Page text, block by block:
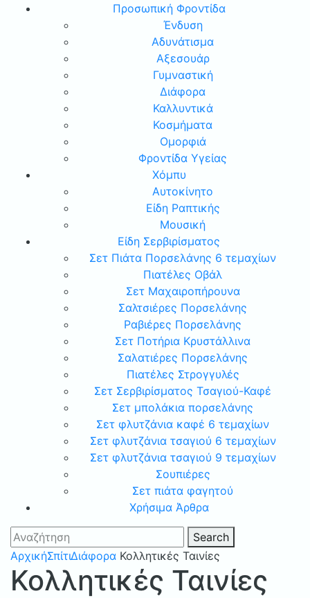
Προσωπική Φροντίδα
Ένδυση
Αδυνάτισμα
Αξεσουάρ
Γυμναστική
Διάφορα
Καλλυντικά
Κοσμήματα
Ομορφιά
Φροντίδα Υγείας
Χόμπυ
Αυτοκίνητο
Είδη Ραπτικής
Μουσική
Είδη Σερβιρίσματος
Σετ Πιάτα Πορσελάνης 6 τεμαχίων
Πιατέλες Οβάλ
Σετ Μαχαιροπήρουνα
Σαλτσιέρες Πορσελάνης
Ραβιέρες Πορσελάνης
Σετ Ποτήρια Κρυστάλλινα
Σαλατιέρες Πορσελάνης
Πιατέλες Στρογγυλές
Σετ Σερβιρίσματος Τσαγιού-Καφέ
Σετ μπολάκια πορσελάνης
Σετ φλυτζάνια καφέ 6 τεμαχίων
Σετ φλυτζάνια τσαγιού 6 τεμαχίων
Σετ φλυτζάνια τσαγιού 9 τεμαχίων
Σουπιέρες
Σετ πιάτα φαγητού
Χρήσιμα Άρθρα
Search
ΑρχικήΣπίτιΔιάφορα Κολλητικές Ταινίες
Κολλητικές Ταινίες